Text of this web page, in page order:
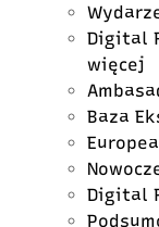
Digital
więcej
Baza
Digital